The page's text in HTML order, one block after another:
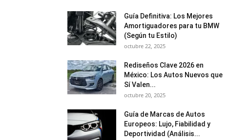
Guía Definitiva: Los Mejores
Amortiguadores para tu BMW
(Según tu Estilo)
octubre 22, 2025
Rediseños Clave 2026 en
México: Los Autos Nuevos que
Sí Valen...
octubre 20, 2025
Guía de Marcas de Autos
Europeos: Lujo, Fiabilidad y
Deportividad (Análisis...